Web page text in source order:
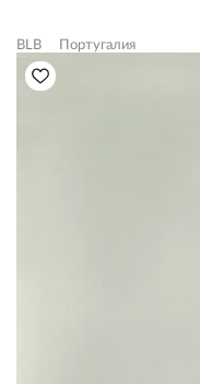
BLB Португалия